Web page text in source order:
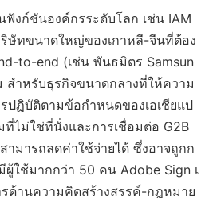
ฟังก์ชันองค์กรระดับโลก เช่น IAM
ษัทขนาดใหญ่ของเกาหลี-จีนที่ต้อง
to-end (เช่น พันธมิตร Samsun
สำหรับธุรกิจขนาดกลางที่ให้ความ
ปฏิบัติตามข้อกำหนดของเอเชียแป
ไม่ใช่ที่นั่งและการเชื่อมต่อ G2B
ามารถลดค่าใช้จ่ายได้ ซึ่งอาจถูกก
ใช้มากกว่า 50 คน Adobe Sign เ
ด้านความคิดสร้างสรรค์-กฎหมาย